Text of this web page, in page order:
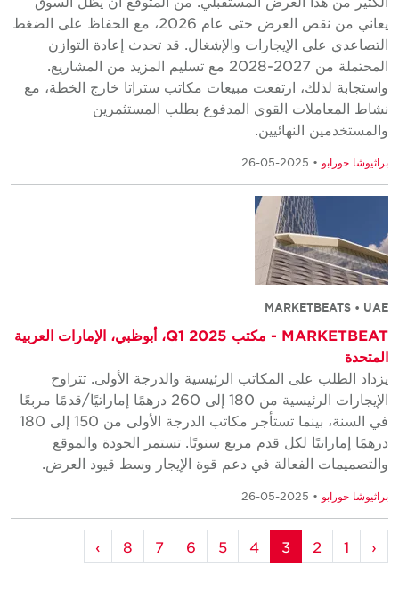
يعاني من نقص العرض حتى عام 2026، مع الحفاظ على الضغط
التصاعدي على الإيجارات والإشغال. قد تحدث إعادة التوازن
المحتملة من 2027-2028 مع تسليم المزيد من المشاريع.
واستجابة لذلك، ارتفعت مبيعات مكاتب ستراتا خارج الخطة، مع
نشاط المعاملات القوي المدفوع بطلب المستثمرين
والمستخدمين النهائيين.
براثيوشا جورابو• 2025-05-26
MARKETBEATS • UAE
MARKETBEAT - مكتب Q1 2025، أبوظبي، الإمارات العربية
المتحدة
يزداد الطلب على المكاتب الرئيسية والدرجة الأولى. تتراوح
الإيجارات الرئيسية من 180 إلى 260 درهمًا إماراتيًا/قدمًا مربعًا
في السنة، بينما تستأجر مكاتب الدرجة الأولى من 150 إلى 180
درهمًا إماراتيًا لكل قدم مربع سنويًا. تستمر الجودة والموقع
والتصميمات الفعالة في دعم قوة الإيجار وسط قيود العرض.
براثيوشا جورابو• 2025-05-26